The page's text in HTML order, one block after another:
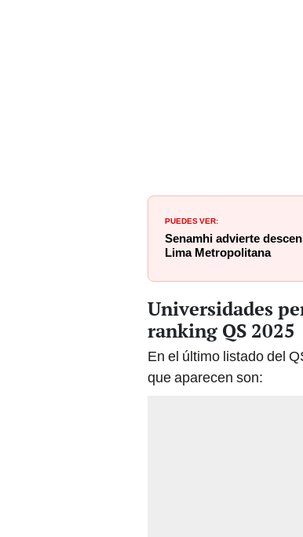
PUEDES VER:
Senamhi advierte
Lima Metropolitana
Universidades
ranking QS 2025
En el último listado del
que aparecen son: